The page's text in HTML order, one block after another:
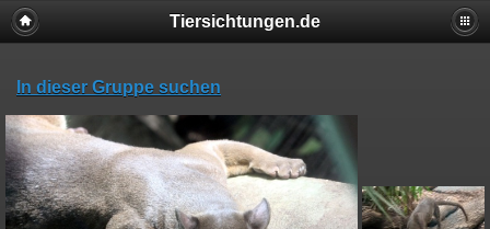
Tiersichtungen.de
In dieser Gruppe suchen